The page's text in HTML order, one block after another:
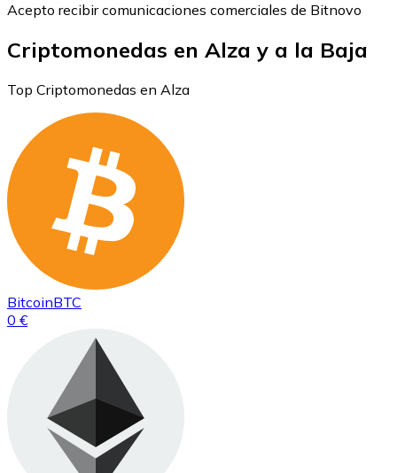
Acepto recibir comunicaciones comerciales de Bitnovo
Criptomonedas en Alza y a la Baja
Top Criptomonedas en Alza
BitcoinBTC
0 €